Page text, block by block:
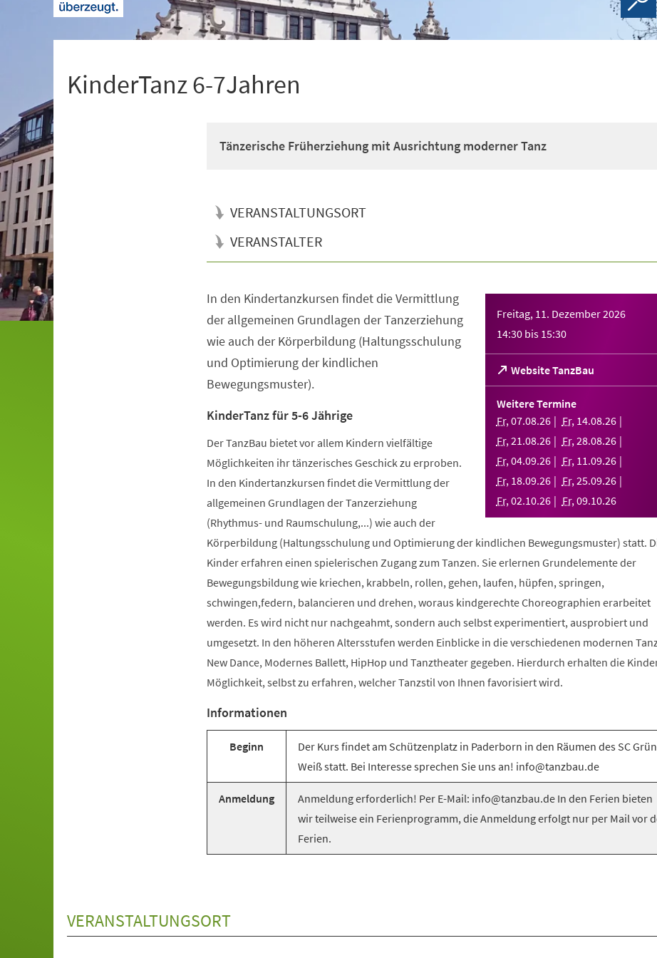
KinderTanz 6-7Jahren
Tänzerische Früherziehung mit Ausrichtung moderner Tanz
VERANSTALTUNGSORT
VERANSTALTER
Freitag, 11. Dezember 2026
14:30 bis 15:30
Website TanzBau
(Öffnet
in
einem
Tab)
Weitere Termine
Fr,07.08.26 Fr, 14.08.26
Fr,21.08.26 Fr,28.08.26
Fr,04.09.26 Fr, 11.09.26
Fr, 18.09.26 Fr,25.09.26
Fr,02.10.26 Fr,09.10.26
In den Kindertanzkursen findet die Vermittlung
der allgemeinen Grundlagen der Tanzerziehung
wie auch der Körperbildung (Haltungsschulung
und Optimierung der kindlichen
Bewegungsmuster).
KinderTanz für 5-6 Jährige
Der TanzBau bietet vor allem Kindern vielfältige
Möglichkeiten ihr tänzerisches Geschick zu erproben.
In den Kindertanzkursen findet die Vermittlung der
allgemeinen Grundlagen der Tanzerziehung
(Rhythmus- und Raumschulung,...) wie auch der
Körperbildung (Haltungsschulung und Optimierung der kindlichen Bewegungsmuster) statt.
Kinder erfahren einen spielerischen Zugang zum Tanzen. Sie erlernen Grundelemente der
Bewegungsbildung wie kriechen, krabbeln, rollen, gehen, laufen, hüpfen, springen,
schwingen,federn, balancieren und drehen, woraus kindgerechte Choreographien erarbeitet
werden. Es wird nicht nur nachgeahmt, sondern auch selbst experimentiert, ausprobiert und
umgesetzt. In den höheren Altersstufen werden Einblicke in die verschiedenen modernen
New Dance, Modernes Ballett, HipHop und Tanztheater gegeben. Hierdurch erhalten die
Möglichkeit, selbst zu erfahren, welcher Tanzstil von Ihnen favorisiert wird.
Informationen
Beginn
Der Kurs findet am Schützenplatz in Paderborn in den Räumen des SC
Weiß statt. Bei Interesse sprechen Sie uns an! info@tanzbau.de
Anmeldung
Anmeldung erforderlich! Per E-Mail: info@tanzbau.de In den Ferien bieten
wir teilweise ein Ferienprogramm, die Anmeldung erfolgt nur per Mail vor
Ferien.
VERANSTALTUNGSORT